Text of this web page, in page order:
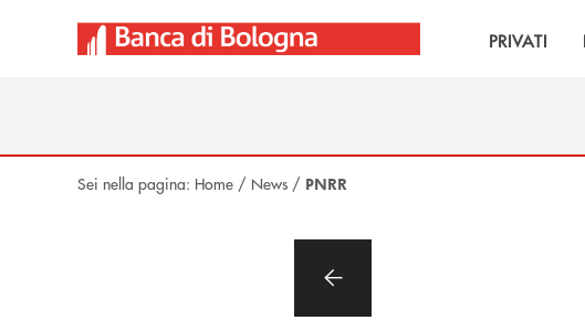
PRIVATI
Sei nella pagina: Home / News / PNRR